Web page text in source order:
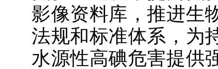
影像资料库，推进生
法规和标准体系， 为
水源性高碘危害提供